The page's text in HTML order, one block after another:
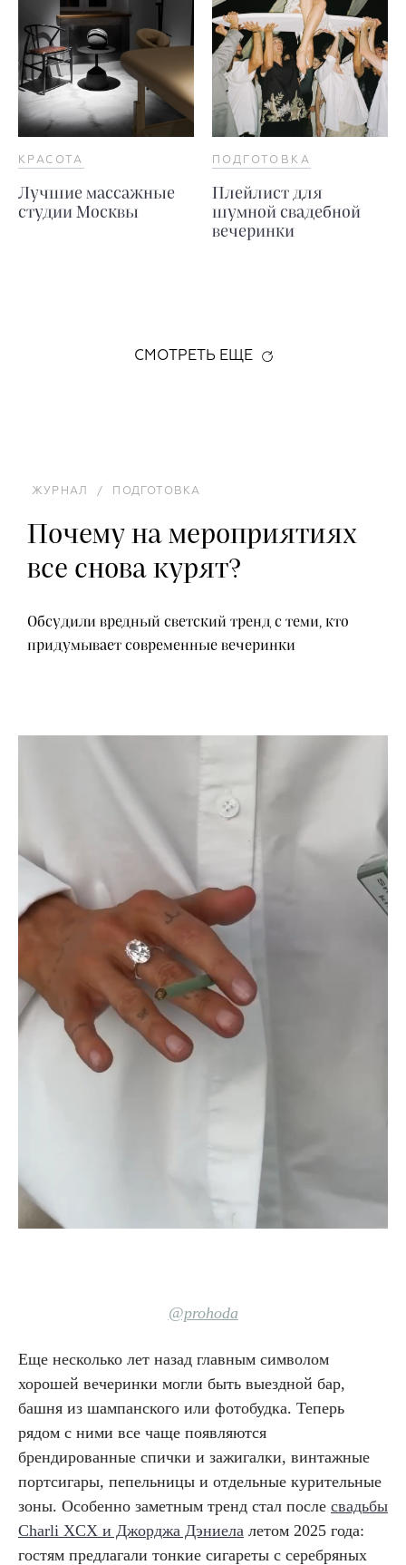
КРАСОТА
Лучшие массажные
студии Москвы
ПОДГОТОВКА
Плейлист для
шумной свадебной
вечеринки
СМОТРЕТЬ ЕЩЕ
ЖУРНАЛ / ПОДГОТОВКА
Почему на мероприятиях
все снова курят?
Обсудили вредный светский тренд с теми, кто
придумывает современные вечеринки
@prohoda
Еще несколько лет назад главным символом
хорошей вечеринки могли быть выездной бар,
башня из шампанского или фотобудка. Теперь
рядом с ними все чаще появляются
брендированные спички и зажигалки, винтажные
портсигары, пепельницы и отдельные курительные
зоны. Особенно заметным тренд стал после свадьбы
Charli XCX и Джорджа Дэниела летом 2025 года:
гостям предлагали тонкие сигареты с серебряных